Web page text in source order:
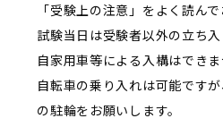
「受験上の注意」をよく読ん
試験当日は受験者以外の立ち入
自家用車等による入構はできま
自転車の乗り入れは可能です
の駐輪をお願いします。